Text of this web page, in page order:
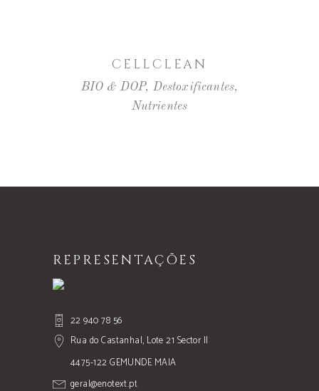
CELLCLEAN
BIO & DOP, Destoxificantes,
Nutrientes
REPRESENTAÇÕES
22 940 78 56
Rua do Castanhal, Lote 21 Sector II
4475-122 GEMUNDE MAIA
geral@enotext.pt